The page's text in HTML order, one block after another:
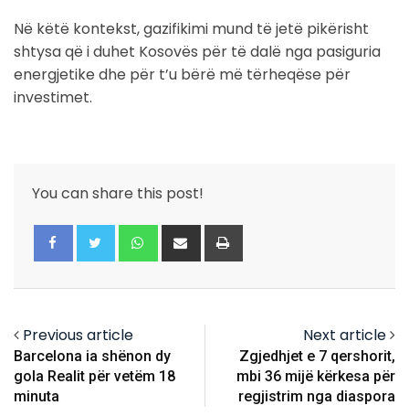
Në këtë kontekst, gazifikimi mund të jetë pikërisht
shtysa që i duhet Kosovës për të dalë nga pasiguria
energjetike dhe për t’u bërë më tërheqëse për
investimet.
You can share this post!
Whatsapp
Share
via
Previous article
Barcelona ia shënon dy
gola Realit për vetëm 18
minuta
Next article
Zgjedhjet e 7 qershorit,
mbi 36 mijë kërkesa për
regjistrim nga diaspora